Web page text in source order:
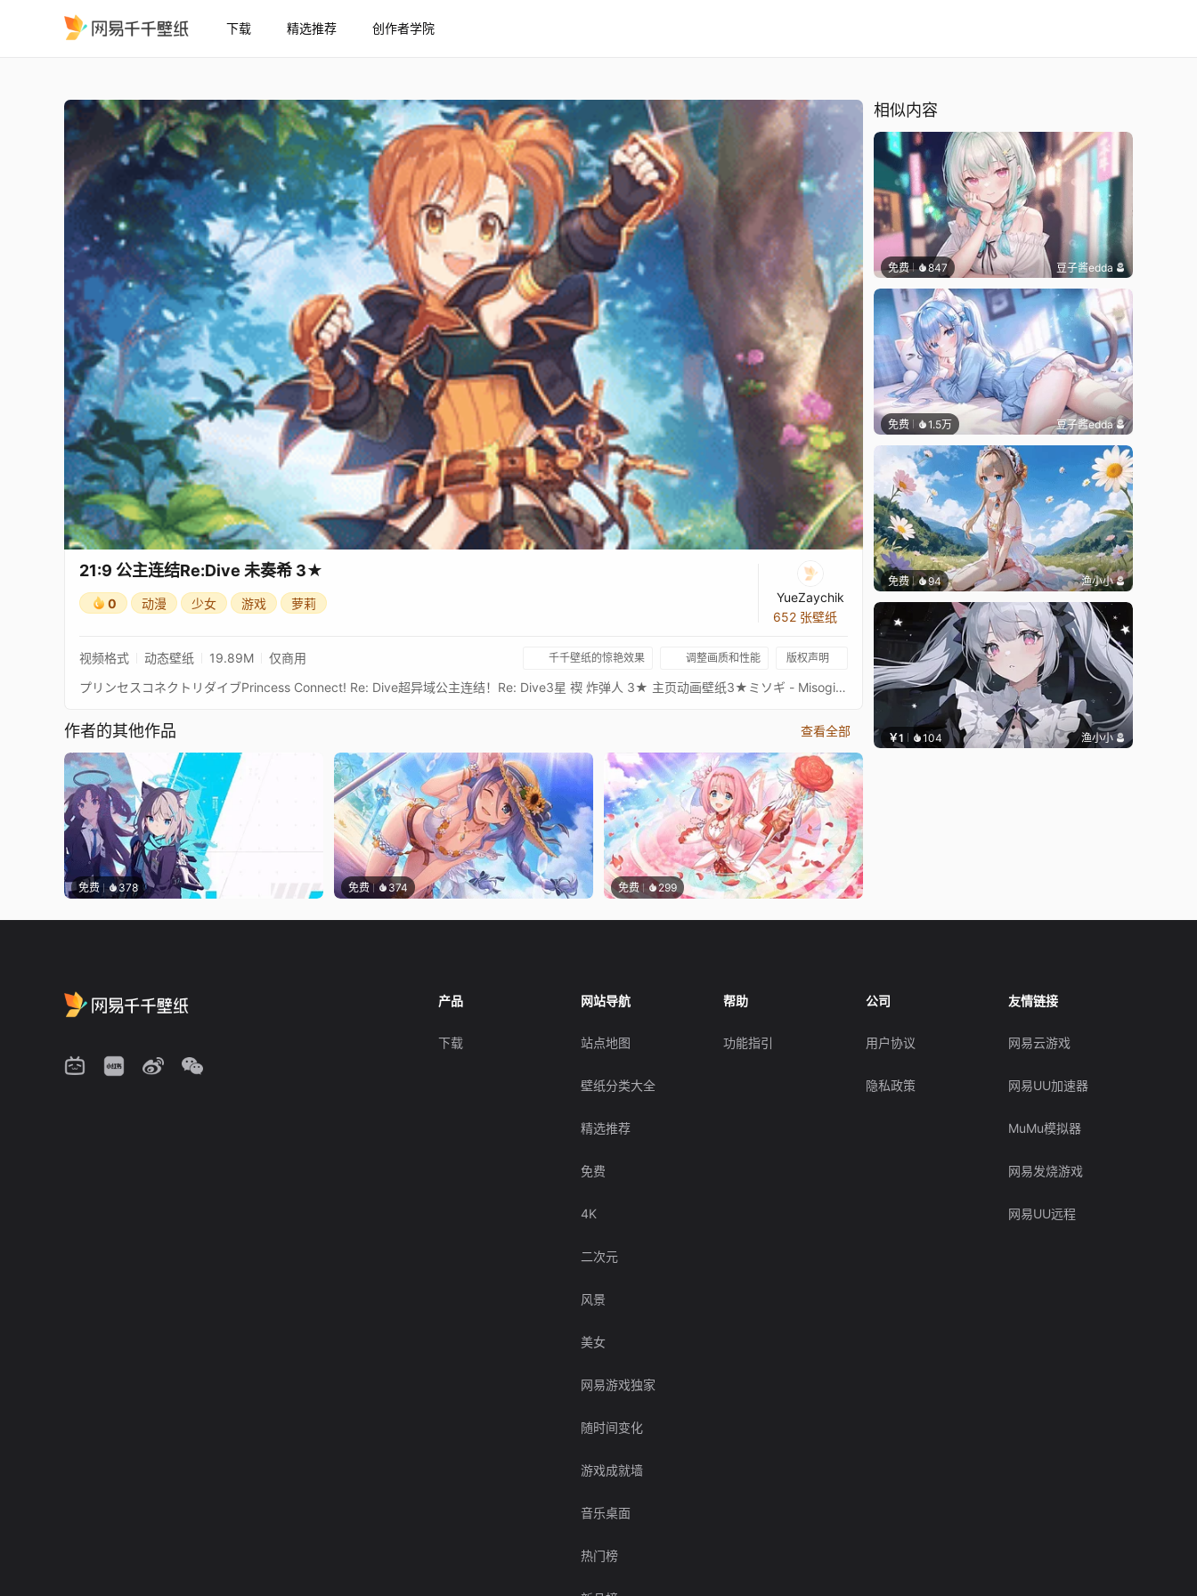
下载 精选推荐 创作者学院
21:9 公主连结Re:Dive 未奏希 3★
0 动漫 少女 游戏 萝莉
YueZaychik
652 张壁纸
视频格式 动态壁纸 19.89M 仅商用 千千壁纸的惊艳效果 调整画质和性能 版权声明
プリンセスコネクトリダイブPrincess Connect! Re: Dive超异域公主连结！Re: Dive3星 禊 炸弹人 3★ 主页动画壁纸3★ミソギ - Misogi通过 Waifu2x 降噪放大 + FFmpeg 60FPS 补帧处理21:9 3440*1440 带鱼屏适配16:9 标准比例版：https://steamcommunity.com/sharedfiles/filedetails/?id=2187246221PCR 16:9 合集：https://steamcommunity.com/sharedfiles/filedetails/?id=2134024999PCR 21:9 合集：https://steamcommunity.com/sharedfiles/filedetails/?id=2137377323
作者的其他作品 查看全部
免费 378 免费 374 免费 299
相似内容
免费 847 豆子酱edda
免费 1.5万 豆子酱edda
免费 94 渔小小
￥1 104 渔小小
产品
下载
网站导航
站点地图
壁纸分类大全
精选推荐
免费
4K
二次元
风景
美女
网易游戏独家
随时间变化
游戏成就墙
音乐桌面
热门榜
帮助
功能指引
公司
用户协议
隐私政策
友情链接
网易云游戏
网易UU加速器
MuMu模拟器
网易发烧游戏
网易UU远程